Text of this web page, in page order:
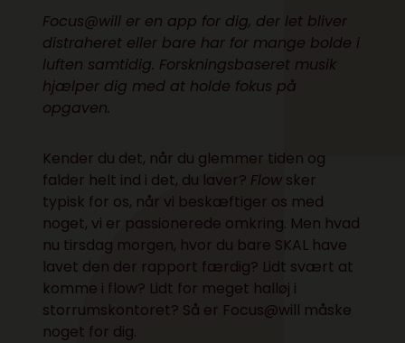
Focus@will er en app for dig, der let bliver
distraheret eller bare har for mange bolde i
luften samtidig. Forskningsbaseret musik
hjælper dig med at holde fokus på
opgaven.
Kender du det, når du glemmer tiden og
falder helt ind i det, du laver? Flow sker
typisk for os, når vi beskæftiger os med
noget, vi er passionerede omkring. Men hvad
nu tirsdag morgen, hvor du bare SKAL have
lavet den der rapport færdig? Lidt svært at
komme i flow? Lidt for meget halløj i
storrumskontoret? Så er Focus@will måske
noget for dig.